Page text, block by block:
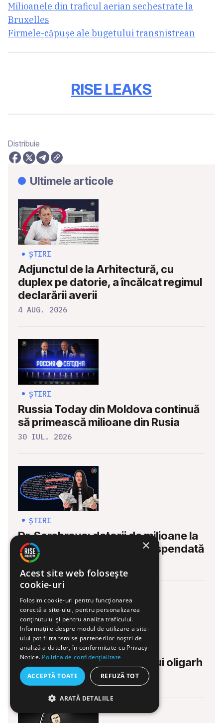
Milioanele din traficul aerian sechestrate la
Bruxelles
Firmele-căpușe ale bugetului transnistrean
RISE LEAKS
Distribuie
Ultimele articole
ȘTIRI
Adjunctul de la Arhitectură, cu
duplex pe datorie, a încălcat regimul
declarării averii
4 AUG. 2026
ȘTIRI
Russia Today din Moldova continuă
să primească milioane din Rusia
30 IUL. 2026
ȘTIRI
Dr. Serebrova: datorii de milioane la
stat, iar ancheta morții – suspendată
28 IUL. 2026
ȘTIRI
Afacerea din Moldova a unui oligarh
rus, ajunsă în insolvență
×
Acest site web folosește
cookie-uri
Folosim cookie-uri pentru funcționarea
corectă a site-ului, pentru personalizarea
conținutului și pentru analiza traficului.
Informațiile despre modul de utilizare a site-
ului pot fi transmise partenerilor noștri de
analiză a datelor, în conformitate cu Privacy
Notice. Politica de confidențialitate
ACCEPTĂ TOATE REFUZĂ TOT
ARATĂ DETALIILE